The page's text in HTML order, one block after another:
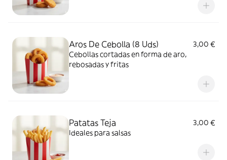
Aros De Cebolla (8 Uds)
3,00 €
Cebollas cortadas en forma de aro,
rebosadas y fritas
Patatas Teja
3,00 €
Ideales para salsas